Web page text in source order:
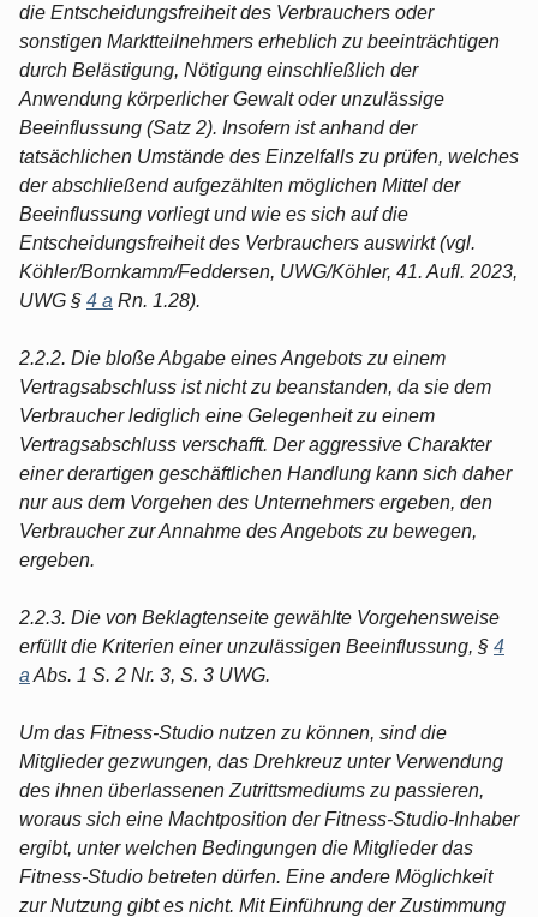
die Entscheidungsfreiheit des Verbrauchers oder
sonstigen Marktteilnehmers erheblich zu beeinträchtigen
durch Belästigung, Nötigung einschließlich der
Anwendung körperlicher Gewalt oder unzulässige
Beeinflussung (Satz 2). Insofern ist anhand der
tatsächlichen Umstände des Einzelfalls zu prüfen, welches
der abschließend aufgezählten möglichen Mittel der
Beeinflussung vorliegt und wie es sich auf die
Entscheidungsfreiheit des Verbrauchers auswirkt (vgl.
Köhler/Bornkamm/Feddersen, UWG/Köhler, 41. Aufl. 2023,
UWG § 4 a Rn. 1.28).
2.2.2. Die bloße Abgabe eines Angebots zu einem
Vertragsabschluss ist nicht zu beanstanden, da sie dem
Verbraucher lediglich eine Gelegenheit zu einem
Vertragsabschluss verschafft. Der aggressive Charakter
einer derartigen geschäftlichen Handlung kann sich daher
nur aus dem Vorgehen des Unternehmers ergeben, den
Verbraucher zur Annahme des Angebots zu bewegen,
ergeben.
2.2.3. Die von Beklagtenseite gewählte Vorgehensweise
erfüllt die Kriterien einer unzulässigen Beeinflussung, § 4
a Abs. 1 S. 2 Nr. 3, S. 3 UWG.
Um das Fitness-Studio nutzen zu können, sind die
Mitglieder gezwungen, das Drehkreuz unter Verwendung
des ihnen überlassenen Zutrittsmediums zu passieren,
woraus sich eine Machtposition der Fitness-Studio-Inhaber
ergibt, unter welchen Bedingungen die Mitglieder das
Fitness-Studio betreten dürfen. Eine andere Möglichkeit
zur Nutzung gibt es nicht. Mit Einführung der Zustimmung